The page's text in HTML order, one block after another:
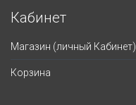
Кабинет
Магазин (личный Кабинет)
Корзина